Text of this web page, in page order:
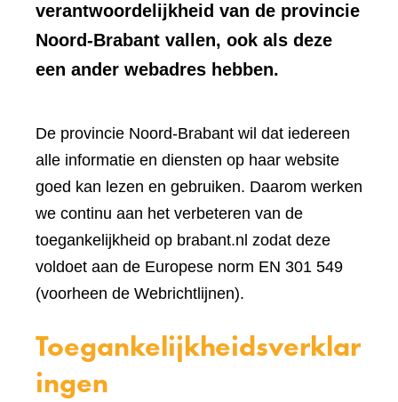
verantwoordelijkheid van de provincie
Noord-Brabant vallen, ook als deze
een ander webadres hebben.
De provincie Noord-Brabant wil dat iedereen
alle informatie en diensten op haar website
goed kan lezen en gebruiken. Daarom werken
we continu aan het verbeteren van de
toegankelijkheid op brabant.nl zodat deze
voldoet aan de Europese norm EN 301 549
(voorheen de Webrichtlijnen).
Toegankelijkheidsverklar
ingen